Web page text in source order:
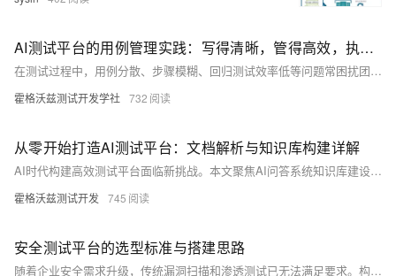
AI测试平台的用例管理实践：写得清晰，管得高效，执行更智能
在测试过程中，用例分散、步骤模糊、回归测试效率低等问题常困扰团队。霍格沃兹测试开发学社推出的AI测试平台，打通“用例编写—集中管理—智能执行”全流程，提升测试效率与覆盖率。平台支持标准化用例编写、统一管理操作及智能执行，助力测试团队高效协作，释放更多精力优化测试策略。目前平台已开放内测，欢迎试用体验！
霍格沃兹测试开发学社 732
从零开始打造AI测试平台：文档解析与知识库构建详解
AI时代构建高效测试平台面临新挑战。本文聚焦AI问答系统知识库建设，重点解析文档解析关键环节，为测试工程师提供实用技术指导和测试方法论
霍格沃兹测试开发 745
安全测试平台的选型标准与搭建思路
随着企业安全需求升级，传统漏洞扫描和渗透测试已无法满足要求。构建安全测试平台（STP）成为趋势，实现漏洞扫描、权限评估、接口测试等工作的平台化运营。本文从选型标准、平台架构、模块功能等六个方面，系统讲解如何搭建企业级安全测试平台，提升安全能力。